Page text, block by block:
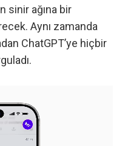
sinir ağına bir
Aynı zamanda
ChatGPT’ye hiçbir